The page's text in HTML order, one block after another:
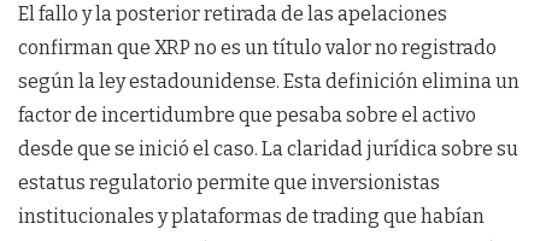
El fallo y la posterior retirada de las apelaciones
confirman que XRP no es un título valor no registrado
según la ley estadounidense. Esta definición elimina un
factor de incertidumbre que pesaba sobre el activo
desde que se inició el caso. La claridad jurídica sobre su
estatus regulatorio permite que inversionistas
institucionales y plataformas de trading que habían